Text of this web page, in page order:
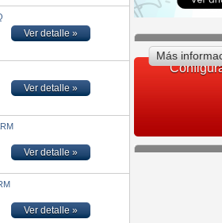
Ver detalle »
Ver detalle »
Ver detalle »
Ver detalle »
Más